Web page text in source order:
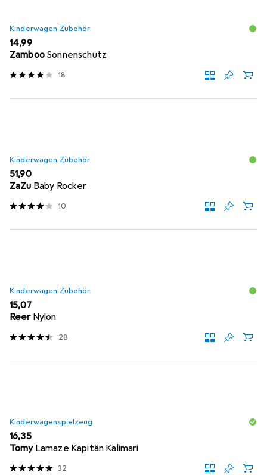
Kinderwagen Zubehör
EUR
14,99
Zamboo Sonnenschutz
18
Kinderwagen Zubehör
EUR
51,90
ZaZu Baby Rocker
10
Kinderwagen Zubehör
EUR
15,07
Reer Nylon
28
Kinderwagenspielzeug
EUR
16,35
Tomy Lamaze Kapitän Kalimari
32